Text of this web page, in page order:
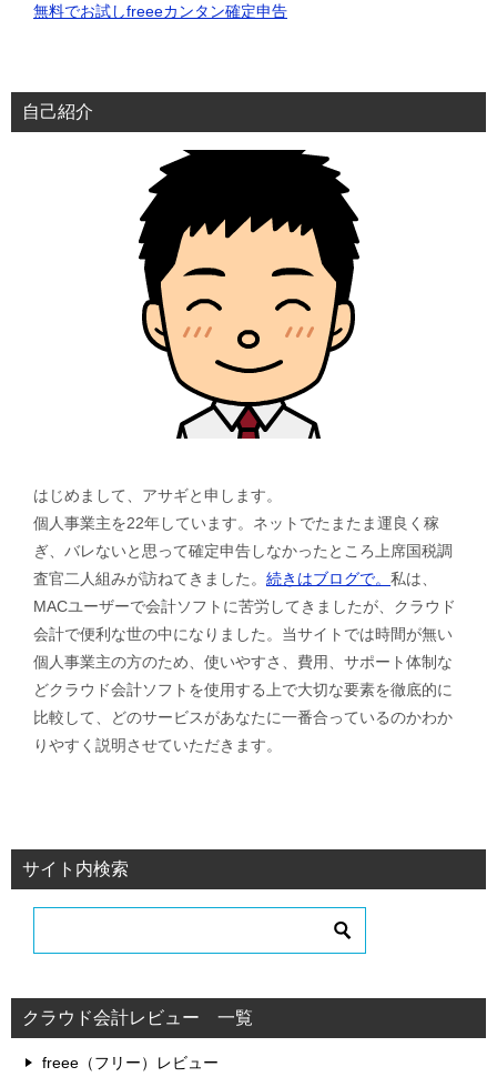
無料でお試しfreeeカンタン確定申告
自己紹介
はじめまして、アサギと申します。
個人事業主を22年しています。ネットでたまたま運良く稼
ぎ、バレないと思って確定申告しなかったところ上席国税調
査官二人組みが訪ねてきました。 続きはブログで。 私は、
MACユーザーで会計ソフトに苦労してきましたが、クラウド
会計で便利な世の中になりました。当サイトでは時間が無い
個人事業主の方のため、使いやすさ、費用、サポート体制な
どクラウド会計ソフトを使用する上で大切な要素を徹底的に
比較して、どのサービスがあなたに一番合っているのかわか
りやすく説明させていただきます。
サイト内検索
クラウド会計レビュー 一覧
freee（フリー）レビュー